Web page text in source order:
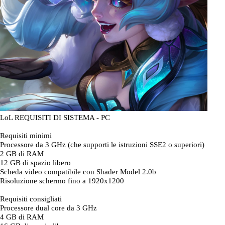
LoL REQUISITI DI SISTEMA - PC
Requisiti minimi
Processore da 3 GHz (che supporti le istruzioni SSE2 o superiori)
2 GB di RAM
12 GB di spazio libero
Scheda video compatibile con Shader Model 2.0b
Risoluzione schermo fino a 1920x1200
Requisiti consigliati
Processore dual core da 3 GHz
4 GB di RAM